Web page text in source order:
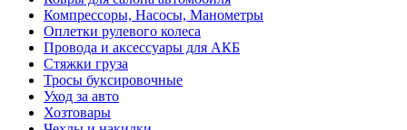
Компрессоры, Насосы, Манометры
Оплетки рулевого колеса
Провода и аксессуары для АКБ
Стяжки груза
Тросы буксировочные
Уход за авто
Хозтовары